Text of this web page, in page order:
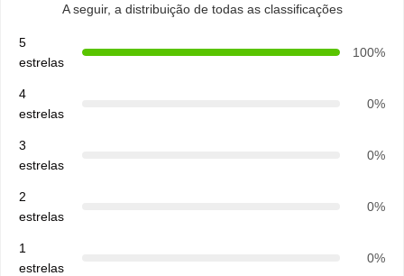
A seguir, a distribuição de todas as classificações
5
estrelas
100%
4
estrelas
0%
3
estrelas
0%
2
estrelas
0%
1
estrelas
0%